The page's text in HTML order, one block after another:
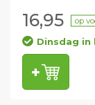
16,95 op
Dinsdag in